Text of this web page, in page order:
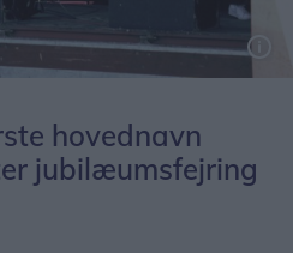
hovednavn
jubilæumsfejring